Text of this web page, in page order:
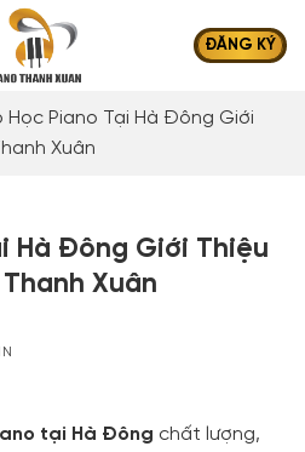
ĐĂNG KÝ
Học Piano Tại Hà Đông Giới
Xuân
Hà Đông Giới Thiệu
Xuân
tại Hà Đông chất lượng,